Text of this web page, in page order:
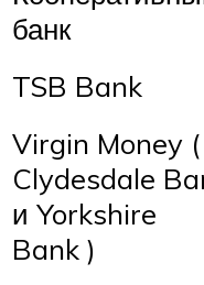
банк
TSB Bank
Virgin Money (
Clydesdale
и Yorkshire
Bank )